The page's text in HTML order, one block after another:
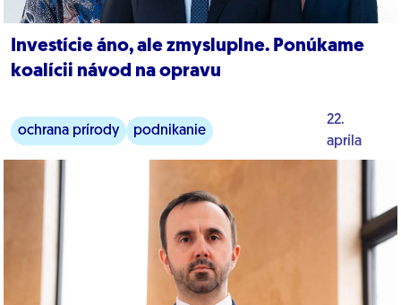
Investície áno, ale zmysluplne. Ponúkame
koalícii návod na opravu
ochrana prírody
podnikanie
verejné financie
22.
apríla